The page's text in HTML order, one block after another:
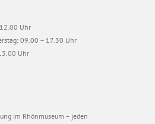
Uhr
09.00 – 17.30 Uhr
Uhr
im Rhönmuseum – jeden